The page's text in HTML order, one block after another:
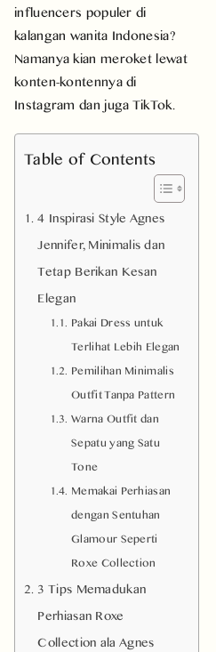
influencers populer di
kalangan wanita Indonesia?
Namanya kian meroket lewat
konten-kontennya di
Instagram dan juga TikTok.
Table of Contents
4 Inspirasi Style Agnes
Jennifer, Minimalis dan
Tetap Berikan Kesan
Elegan
Pakai Dress untuk
Terlihat Lebih Elegan
Pemilihan Minimalis
Outfit Tanpa Pattern
Warna Outfit dan
Sepatu yang Satu
Tone
Memakai Perhiasan
dengan Sentuhan
Glamour Seperti
Roxe Collection
3 Tips Memadukan
Perhiasan Roxe
Collection ala Agnes